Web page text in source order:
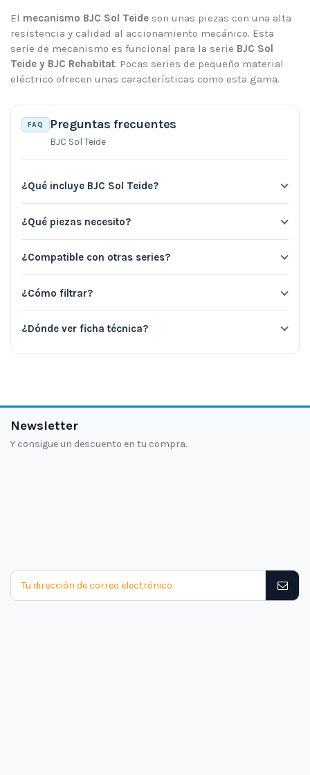
El mecanismo BJC Sol Teide son unas piezas con una alta
resistencia y calidad al accionamiento mecánico. Esta
serie de mecanismo es funcional para la serie BJC Sol
Teide y BJC Rehabitat. Pocas series de pequeño material
eléctrico ofrecen unas características como esta gama.
FAQ Preguntas frecuentes
BJC Sol Teide
¿Qué incluye BJC Sol Teide?
¿Qué piezas necesito?
¿Compatible con otras series?
¿Cómo filtrar?
¿Dónde ver ficha técnica?
Newsletter
Y consigue un descuento en tu compra.